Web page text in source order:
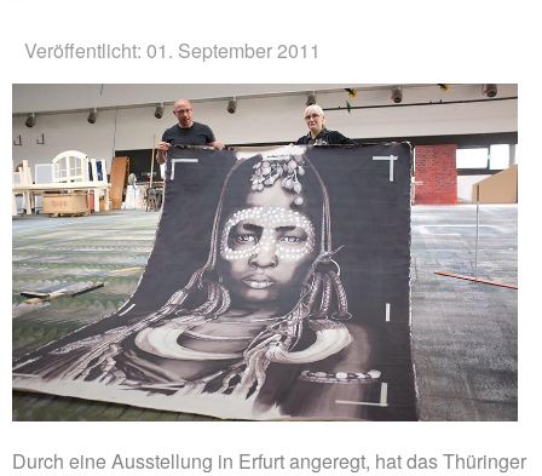
Veröffentlicht: 01. September 2011
Durch eine Ausstellung in Erfurt angeregt, hat das Thüringer